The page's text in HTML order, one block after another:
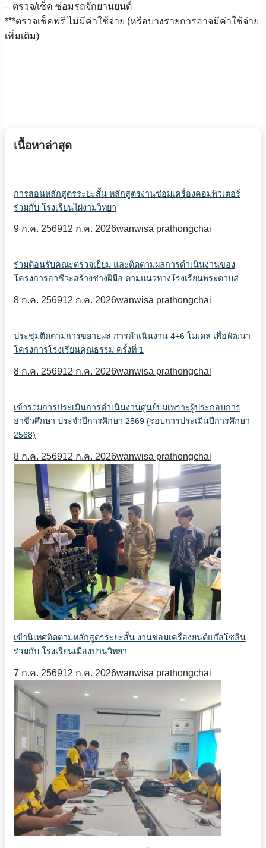
– ตรวจ/เช็ค ซ่อมรถจักยานยนต์
***ตรวจเช็คฟรี ไม่มีค่าใช้จ่าย (หรือบางรายการอาจมีค่าใช้จ่าย
เพิ่มเติม)
เนื้อหาล่าสุด
การสอนหลักสูตรระยะสั้น หลักสูตรงานซ่อมเครื่องคอมพิวเตอร์
ร่วมกับ โรงเรียนไผ่งามวิทยา
9 ก.ค. 256912 ก.ค. 2026wanwisa prathongchai
ร่วมต้อนรับคณะตรวจเยี่ยม และติดตามผลการดำเนินงานของ
โครงการอาชีวะสร้างช่างฝีมือ ตามแนวทางโรงเรียนพระดาบส
8 ก.ค. 256912 ก.ค. 2026wanwisa prathongchai
ประชุมติดตามการขยายผล การดำเนินงาน 4+6 โมเดล เพื่อพัฒนา
โครงการโรงเรียนคุณธรรม ครั้งที่ 1
8 ก.ค. 256912 ก.ค. 2026wanwisa prathongchai
เข้าร่วมการประเมินการดำเนินงานศูนย์บ่มเพราะผู้ประกอบการ
อาชีวศึกษา ประจำปีการศึกษา 2569 (รอบการประเมินปีการศึกษา
2568)
8 ก.ค. 256912 ก.ค. 2026wanwisa prathongchai
เข้านิเทศติดตามหลักสูตรระยะสั้น งานซ่อมเครื่องยนต์แก๊สโซลีน
ร่วมกับ โรงเรียนเมืองปานวิทยา
7 ก.ค. 256912 ก.ค. 2026wanwisa prathongchai